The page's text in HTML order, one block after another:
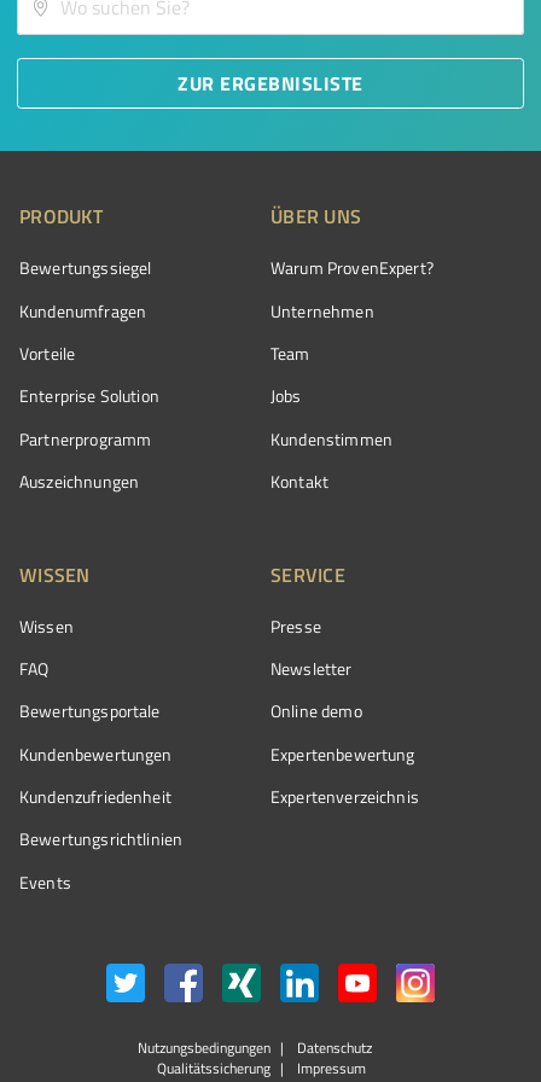
ZUR ERGEBNISLISTE
PRODUKT
Bewertungssiegel
Kundenumfragen
Vorteile
Enterprise Solution
Partnerprogramm
Auszeichnungen
ÜBER UNS
Warum ProvenExpert?
Unternehmen
Team
Jobs
Kundenstimmen
Kontakt
WISSEN
Wissen
FAQ
Bewertungsportale
Kundenbewertungen
Kundenzufriedenheit
Bewertungs­richtlinien
Events
SERVICE
Presse
Newsletter
Online demo
Expertenbewertung
Expertenverzeichnis
Nutzungsbedingungen
Datenschutz
Qualitätssicherung
Impressum